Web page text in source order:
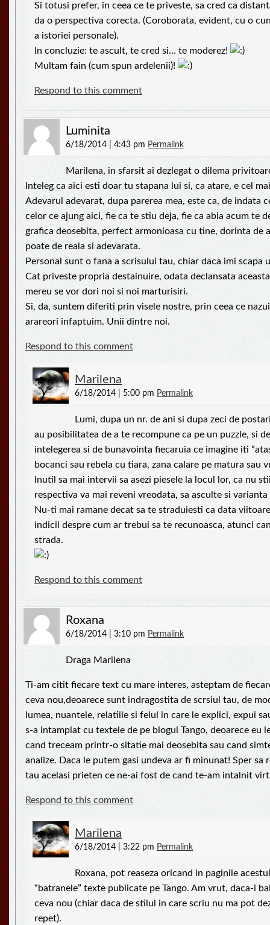
Si totusi prefer, in ceea ce te priveste, sa cred ca
da o perspectiva corecta. (Coroborata, evident, cu o
a istoriei personale).
In concluzie: te ascult, te cred si… te moderez!
Multam fain (cum spun ardelenii)!
Respond to this comment
Luminita
6/18/2014 | 4:43 pm Permalink
Marilena, in sfarsit ai dezlegat o dilema
Inteleg ca aici esti doar tu stapana lui si, ca atare, e cel
Adevarul adevarat, dupa parerea mea, este ca, de indata
celor ce ajung aici, fie ca te stiu deja, fie ca abia acum te
grafica deosebita, perfect armonioasa cu tine, dorinta de
poate de reala si adevarata.
Personal sunt o fana a scrisului tau, chiar daca imi scapa
Cat priveste propria destainuire, odata declansata
mereu se vor dori noi si noi marturisiri.
Si, da, suntem diferiti prin visele nostre, prin ceea ce
arareori infaptuim. Unii dintre noi.
Respond to this comment
Marilena
6/18/2014 | 5:00 pm Permalink
Lumi, dupa un nr. de ani si dupa zeci de
au posibilitatea de a te recompune ca pe un puzzle, si
intelegerea si de bunavointa fiecaruia ce imagine iti
bocanci sau rebela cu tiara, zana calare pe matura sau
Inutil sa mai intervii sa asezi piesele la locul lor, ca nu
respectiva va mai reveni vreodata, sa asculte si
Nu-ti mai ramane decat sa te straduiesti ca data
indicii despre cum ar trebui sa te recunoasca, atunci
strada.
Respond to this comment
Roxana
6/18/2014 | 3:10 pm Permalink
Draga Marilena
Ti-am citit fiecare text cu mare interes, asteptam de
ceva nou,deoarece sunt indragostita de scrsiul tau, de
lumea, nuantele, relatiile si felul in care le explici, expui
s-a intamplat cu textele de pe blogul Tango, deoarece eu
cand treceam printr-o sitatie mai deosebita sau cand
analize. Daca le putem gasi undeva ar fi minunat! Sper sa
tau acelasi prieten ce ne-ai fost de cand te-am intalnit
Respond to this comment
Marilena
6/18/2014 | 3:22 pm Permalink
Roxana, pot reaseza oricand in paginile
“batranele” texte publicate pe Tango. Am vrut, daca-i
ceva nou (chiar daca de stilul in care scriu nu ma pot
repet).